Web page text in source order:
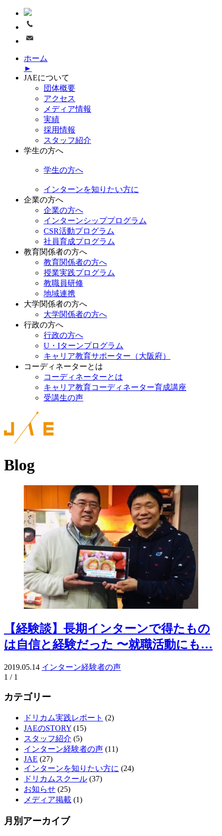
ホーム
►
JAEについて
団体概要
アクセス
メディア情報
実績
採用情報
スタッフ紹介
学生の方へ
学生の方へ
インターンを知りたい方に
企業の方へ
企業の方へ
インターンシッププログラム
CSR活動プログラム
社員育成プログラム
教育関係者の方へ
教育関係者の方へ
授業実践プログラム
教職員研修
地域連携
大学関係者の方へ
大学関係者の方へ
行政の方へ
行政の方へ
U・Iターンプログラム
キャリア教育サポーター（大阪府）
コーディネーターとは
コーディネーターとは
キャリア教育コーディネーター育成講座
受講生の声
Blog
【経験談】長期インターンで得たもの
は自信と経験だった 〜就職活動にも…
2019.05.14 インターン経験者の声
1 / 1
カテゴリー
ドリカム実践レポート (2)
JAEのSTORY (15)
スタッフ紹介 (5)
インターン経験者の声 (11)
JAE (27)
インターンを知りたい方に (24)
ドリカムスクール (37)
お知らせ (25)
メディア掲載 (1)
月別アーカイブ